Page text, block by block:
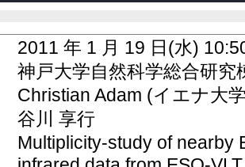
2011 年 1 月 19 日(水)
神戸大学自然科学総合研究
Christian Adam (イエナ大
谷川 享行
Multiplicity-study of nearby